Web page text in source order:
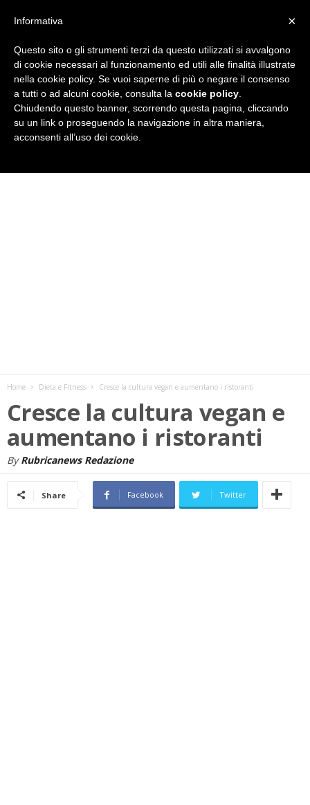
i
Home Dieta e Fitness Cresce la cultura vegan e aumentano i ristoranti
Cresce la cultura vegan e
aumentano i ristoranti
By Rubricanews Redazione
Share Facebook Twitter
×
Informativa
Questo sito o gli strumenti terzi da questo utilizzati si avvalgono
di cookie necessari al funzionamento ed utili alle finalità illustrate
nella cookie policy. Se vuoi saperne di più o negare il consenso
a tutti o ad alcuni cookie, consulta la cookie policy
Chiudendo questo banner, scorrendo questa pagina, cliccando
su un link o proseguendo la navigazione in altra maniera,
acconsenti all’uso dei cookie.